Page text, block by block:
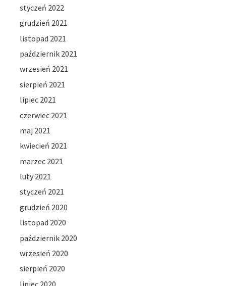
styczeń 2022
grudzień 2021
listopad 2021
październik 2021
wrzesień 2021
sierpień 2021
lipiec 2021
czerwiec 2021
maj 2021
kwiecień 2021
marzec 2021
luty 2021
styczeń 2021
grudzień 2020
listopad 2020
październik 2020
wrzesień 2020
sierpień 2020
lipiec 2020